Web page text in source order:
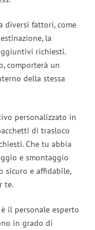
diversi fattori, come
la
richiesti.
comporterà un
della stessa
personalizzato in
di trasloco
Che tu abbia
e smontaggio
sicuro e affidabile,
te.
il personale esperto
in grado di